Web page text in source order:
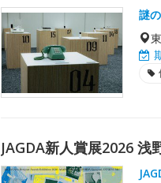
謎
JAGDA新人賞展2026 浅